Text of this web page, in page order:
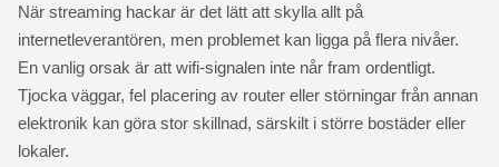
När streaming hackar är det lätt att skylla allt på
internetleverantören, men problemet kan ligga på flera nivåer.
En vanlig orsak är att wifi-signalen inte når fram ordentligt.
Tjocka väggar, fel placering av router eller störningar från annan
elektronik kan göra stor skillnad, särskilt i större bostäder eller
lokaler.